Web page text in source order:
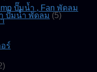
ปั๊มน้ำ , Fan พัดลม
ร์
ปั๊มน้ำ พัดลม (5)